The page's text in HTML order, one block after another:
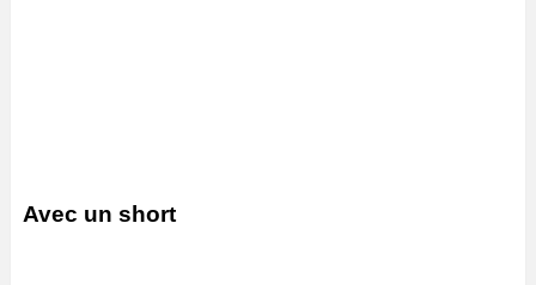
Avec un short